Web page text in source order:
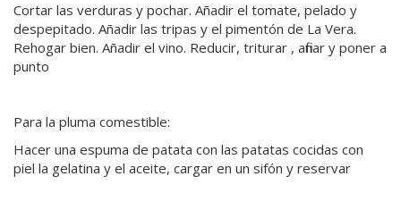
Cortar las verduras y pochar. Añadir el tomate, pelado y
despepitado. Añadir las tripas y el pimentón de La Vera.
Rehogar bien. Añadir el vino. Reducir, triturar , afinar y poner a
punto
Para la pluma comestible:
Hacer una espuma de patata con las patatas cocidas con
piel la gelatina y el aceite, cargar en un sifón y reservar